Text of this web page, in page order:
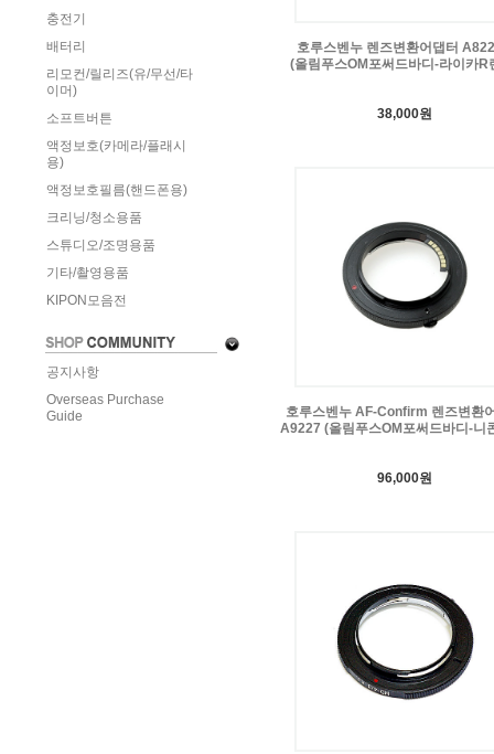
충전기
배터리
리모컨/릴리즈(유/무선/타
이머)
소프트버튼
액정보호(카메라/플래시
용)
액정보호필름(핸드폰용)
크리닝/청소용품
스튜디오/조명용품
기타/촬영용품
KIPON모음전
공지사항
Overseas Purchase
Guide
호루스벤누 렌즈변환어댑터
(올림푸스OM포써드바디-라이카R
38,000원
호루스벤누 AF-Confirm 렌즈변환
A9227 (올림푸스OM포써드바디-니
96,000원